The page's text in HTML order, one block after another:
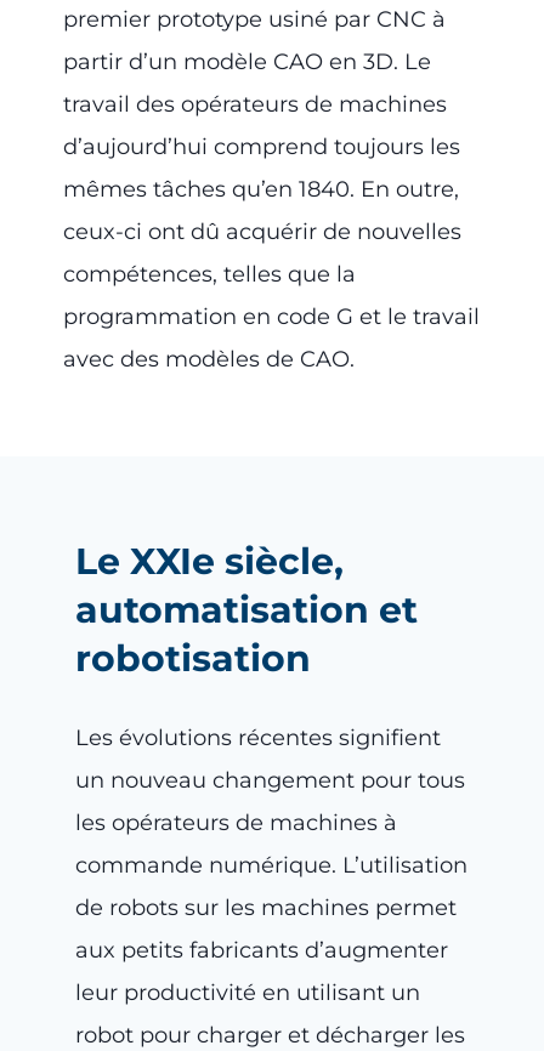
premier prototype usiné par CNC à
partir d’un modèle CAO en 3D. Le
travail des opérateurs de machines
d’aujourd’hui comprend toujours les
mêmes tâches qu’en 1840. En outre,
ceux-ci ont dû acquérir de nouvelles
compétences, telles que la
programmation en code G et le travail
avec des modèles de CAO.
Le XXIe siècle,
automatisation et
robotisation
Les évolutions récentes signifient
un nouveau changement pour tous
les opérateurs de machines à
commande numérique. L’utilisation
de robots sur les machines permet
aux petits fabricants d’augmenter
leur productivité en utilisant un
robot pour charger et décharger les